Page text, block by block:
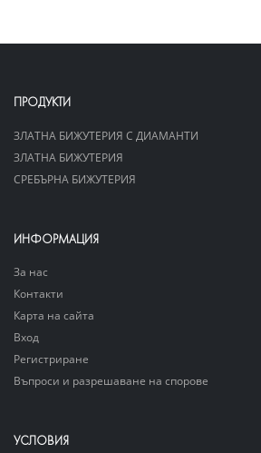
ПРОДУКТИ
ЗЛАТНА БИЖУТЕРИЯ С ДИАМАНТИ
ЗЛАТНА БИЖУТЕРИЯ
СРЕБЪРНА БИЖУТЕРИЯ
ИНФОРМАЦИЯ
За нас
Контакти
Карта на сайта
Вход
Регистриране
Въпроси и разрешаване на спорове
УСЛОВИЯ